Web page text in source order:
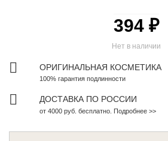
Нет в наличии
394 ₽
ОРИГИНАЛЬНАЯ КОСМЕТИКА
100% гарантия подлинности
ДОСТАВКА ПО РОССИИ
от 4000 руб. бесплатно. Подробнее >>